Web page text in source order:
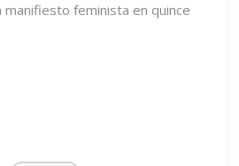
feminista en quince